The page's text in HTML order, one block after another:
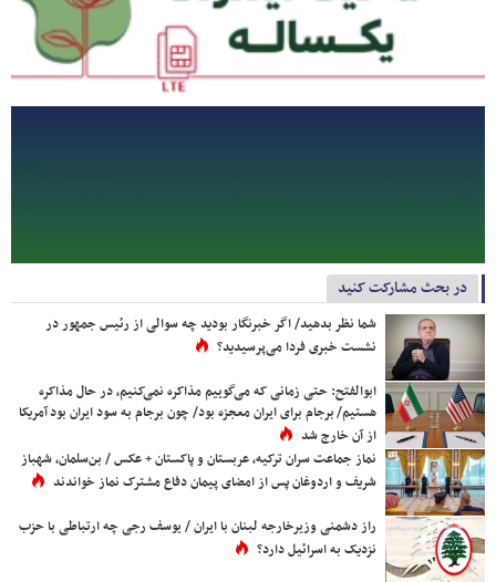
در بحث مشارکت کنید
شما نظر بدهید/ اگر خبرنگار بودید چه سوالی از رئیس جمهور در
نشست خبری فردا می‌پرسیدید؟
ابوالفتح: حتی زمانی که می‌گوییم مذاکره نمی‌کنیم، در حال مذاکره
هستیم/ برجام برای ایران معجزه بود/ چون برجام به سود ایران بود آمریکا
از آن خارج شد
نماز جماعت سران ترکیه، عربستان و پاکستان + عکس / بن‌سلمان، شهباز
شریف و اردوغان پس از امضای پیمان دفاع مشترک نماز خواندند
راز دشمنی وزیرخارجه لبنان با ایران / یوسف رجی چه ارتباطی با حزب
نزدیک به اسرائیل دارد؟